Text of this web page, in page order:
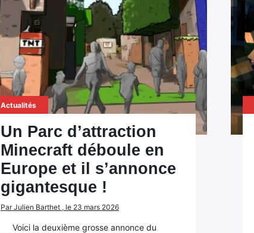
Actualités
Un Parc d’attraction
Minecraft déboule en
Europe et il s’annonce
gigantesque !
Par Julien Barthet , le 23 mars 2026
Voici la deuxième grosse annonce du